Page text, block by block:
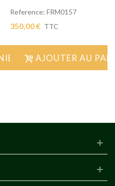
Reference: FRM0157
350,00 € TTC
AJOUTER AU